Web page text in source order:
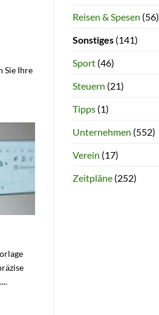
Sie Ihre
Reisen & Spesen (56)
Sonstiges(141)
Sport(46)
Steuern (21)
Tipps(1)
Unternehmen (552)
Verein (17)
Zeitpläne(252)